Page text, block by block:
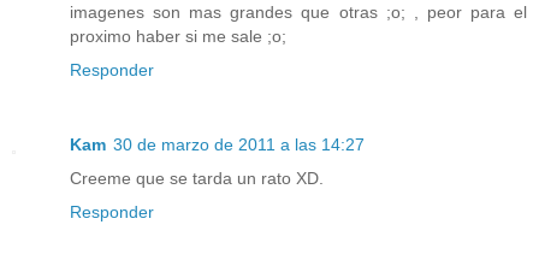
imagenes son mas grandes que otras ;o; , peor para el
proximo haber si me sale ;o;
Responder
Kam 30 de marzo de 2011 a las 14:27
Creeme que se tarda un rato XD.
Responder